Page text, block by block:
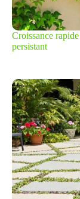
Croissance
persistant